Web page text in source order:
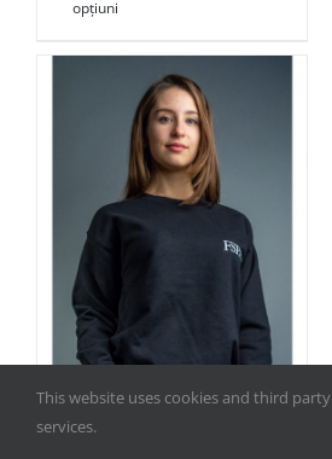
opțiuni
This website uses cookies and third party
services.